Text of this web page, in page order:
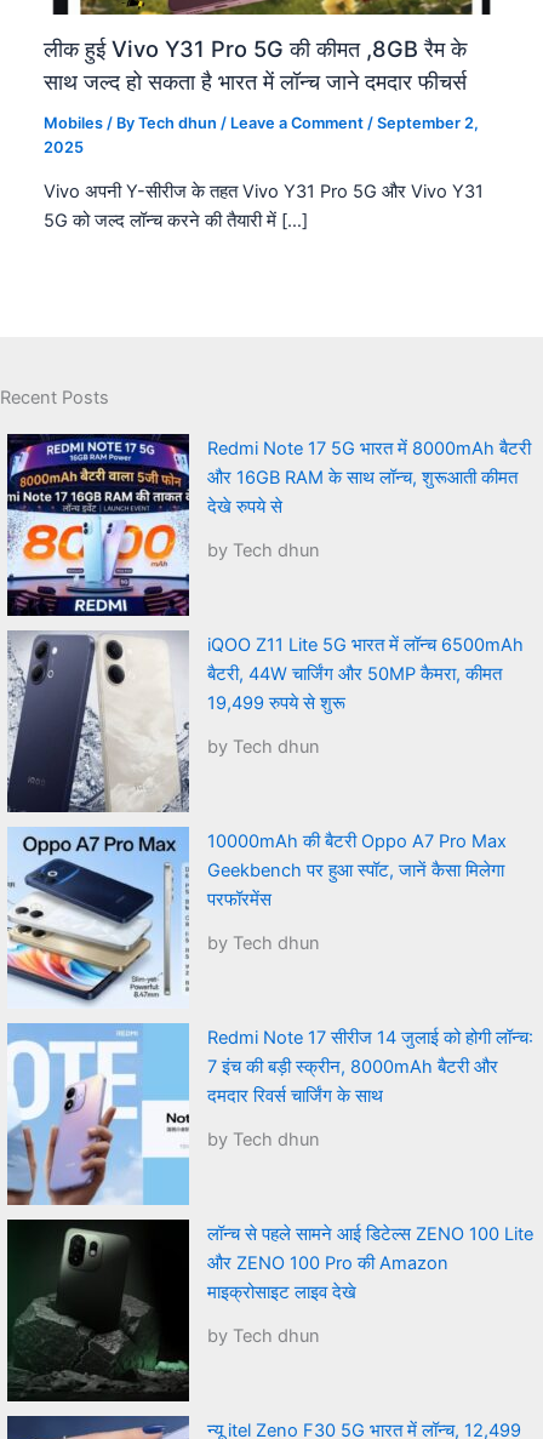
लीक हुई Vivo Y31 Pro 5G की कीमत ,8GB रैम के
साथ जल्द हो सकता है भारत में लॉन्च जाने दमदार फीचर्स
Mobiles / ByTech dhun / Leave a Comment /September 2,
2025
Vivo अपनी Y-सीरीज के तहत Vivo Y31 Pro 5G और Vivo Y31
5G को जल्द लॉन्च करने की तैयारी में […]
Recent Posts
Redmi Note 17 5G भारत में 8000mAh बैटरी
और 16GB RAM के साथ लॉन्च, शुरूआती कीमत
देखे रुपये से
by Tech dhun
iQOO Z11 Lite 5G भारत में लॉन्च 6500mAh
बैटरी, 44W चार्जिंग और 50MP कैमरा, कीमत
19,499 रुपये से शुरू
by Tech dhun
10000mAh की बैटरी Oppo A7 Pro Max
Geekbench पर हुआ स्पॉट, जानें कैसा मिलेगा
परफॉरमेंस
by Tech dhun
Redmi Note 17 सीरीज 14 जुलाई को होगी लॉन्च:
7 इंच की बड़ी स्क्रीन, 8000mAh बैटरी और
दमदार रिवर्स चार्जिंग के साथ
by Tech dhun
लॉन्च से पहले सामने आई डिटेल्स ZENO 100 Lite
और ZENO 100 Pro की Amazon
माइक्रोसाइट लाइव देखे
by Tech dhun
न्यू itel Zeno F30 5G भारत में लॉन्च, 12,499